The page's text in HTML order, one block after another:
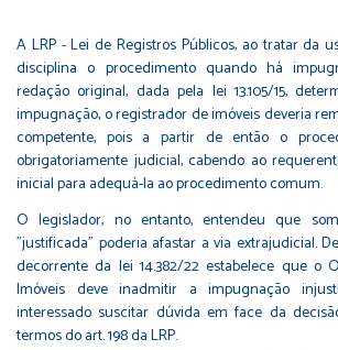
A LRP - Lei de Registros Públicos, ao tratar da
disciplina o procedimento quando há
redação original, dada pela lei 13.105/15,
impugnação, o registrador de imóveis deveria
competente, pois a partir de então o
obrigatoriamente judicial, cabendo ao
inicial para adequá-la ao procedimento comum.
O legislador, no entanto, entendeu que
"justificada" poderia afastar a via extrajudicial.
decorrente da lei 14.382/22 estabelece que o
Imóveis deve inadmitir a impugnação
interessado suscitar dúvida em face da
termos do art. 198 da LRP.